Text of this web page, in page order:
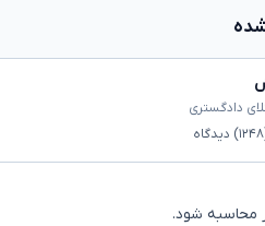
دادگستری
دیدگاه
محاسبه شود.